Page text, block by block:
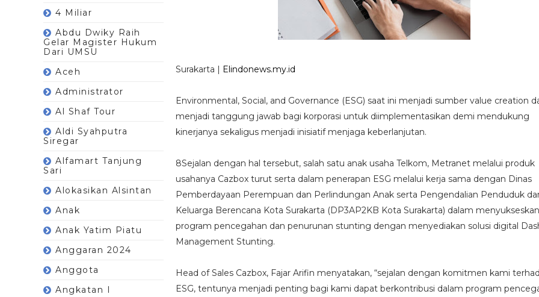
4 Miliar
Abdu Dwiky Raih
Gelar Magister Hukum
Dari UMSU
Aceh
Administrator
Al Shaf Tour
Aldi Syahputra
Siregar
Alfamart Tanjung
Sari
Alokasikan Alsintan
Anak
Anak Yatim Piatu
Anggaran 2024
Anggota
Angkatan I
Surakarta | Elindonews.my.id
Environmental, Social, and Governance (ESG) saat ini menjadi sumber value creation
menjadi tanggung jawab bagi korporasi untuk diimplementasikan demi mendukung
kinerjanya sekaligus menjadi inisiatif menjaga keberlanjutan.
8Sejalan dengan hal tersebut, salah satu anak usaha Telkom, Metranet melalui produk
usahanya Cazbox turut serta dalam penerapan ESG melalui kerja sama dengan Dinas
Pemberdayaan Perempuan dan Perlindungan Anak serta Pengendalian Penduduk
Keluarga Berencana Kota Surakarta (DP3AP2KB Kota Surakarta) dalam menyukseskan
program pencegahan dan penurunan stunting dengan menyediakan solusi digital
Management Stunting.
Head of Sales Cazbox, Fajar Arifin menyatakan, “sejalan dengan komitmen kami
ESG, tentunya menjadi penting bagi kami dapat berkontribusi dalam program